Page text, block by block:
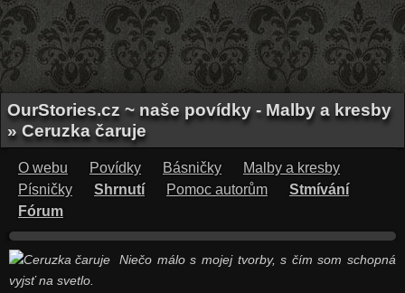
OurStories.cz ~ naše povídky - Malby a kresby
» Ceruzka čaruje
O webu Povídky Básničky
Malby a kresby
Písničky
Shrnutí Pomoc autorům
Stmívání
Fórum
Niečo málo s mojej tvorby, s čím som schopná
vyjsť na svetlo.